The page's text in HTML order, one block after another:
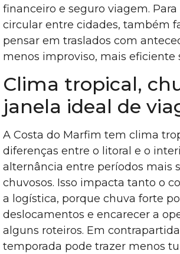
financeiro e seguro viagem.
circular entre cidades, também
pensar em traslados com
menos improviso, mais eficiente
Clima tropical,
janela ideal de
A Costa do Marfim tem clima
diferenças entre o litoral e o
alternância entre períodos mais
chuvosos. Isso impacta tanto o
a logística, porque chuva forte
deslocamentos e encarecer a
alguns roteiros. Em
temporada pode trazer menos